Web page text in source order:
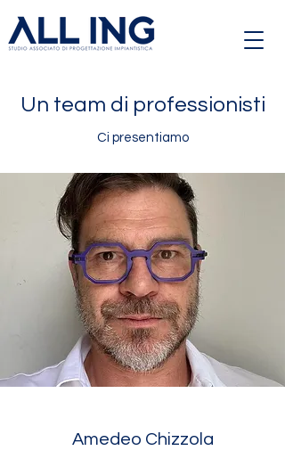
Un team di professionisti
Ci presentiamo
Amedeo Chizzola